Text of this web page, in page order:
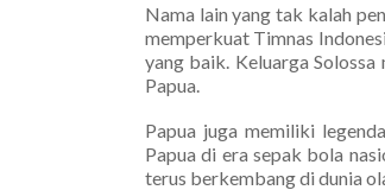
Nama lain yang tak kalah
memperkuat Timnas
yang baik. Keluarga
Papua.
Papua juga memiliki
Papua di era sepak bola
terus berkembang di dunia